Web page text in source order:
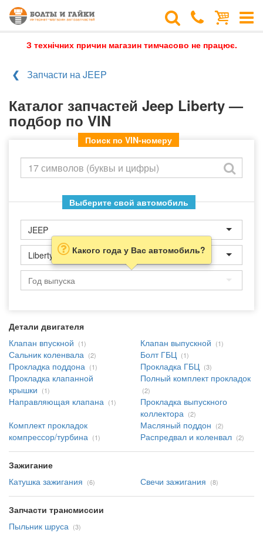
З технічних причин магазин тимчасово не працює.
Запчасти на JEEP
Каталог запчастей Jeep Liberty —
подбор по VIN
Поиск по VIN-номеру
Выберите свой автомобиль
JEEP
Liberty Какого года у Вас автомобиль?
Детали двигателя
Клапан впускной (1) Клапан выпускной (1)
Сальник коленвала (2) Болт ГБЦ (1)
Прокладка поддона (1) Прокладка ГБЦ (3)
Прокладка клапанной
крышки (1)
Полный комплект прокладок
(2)
Направляющая клапана (1)
Прокладка выпускного
коллектора (2)
Комплект прокладок
компрессор/турбина (1)
Масляный поддон (2)
Распредвал и коленвал (2)
Зажигание
Катушка зажигания (6) Свечи зажигания (8)
Запчасти трансмиссии
Пыльник шруса (3)